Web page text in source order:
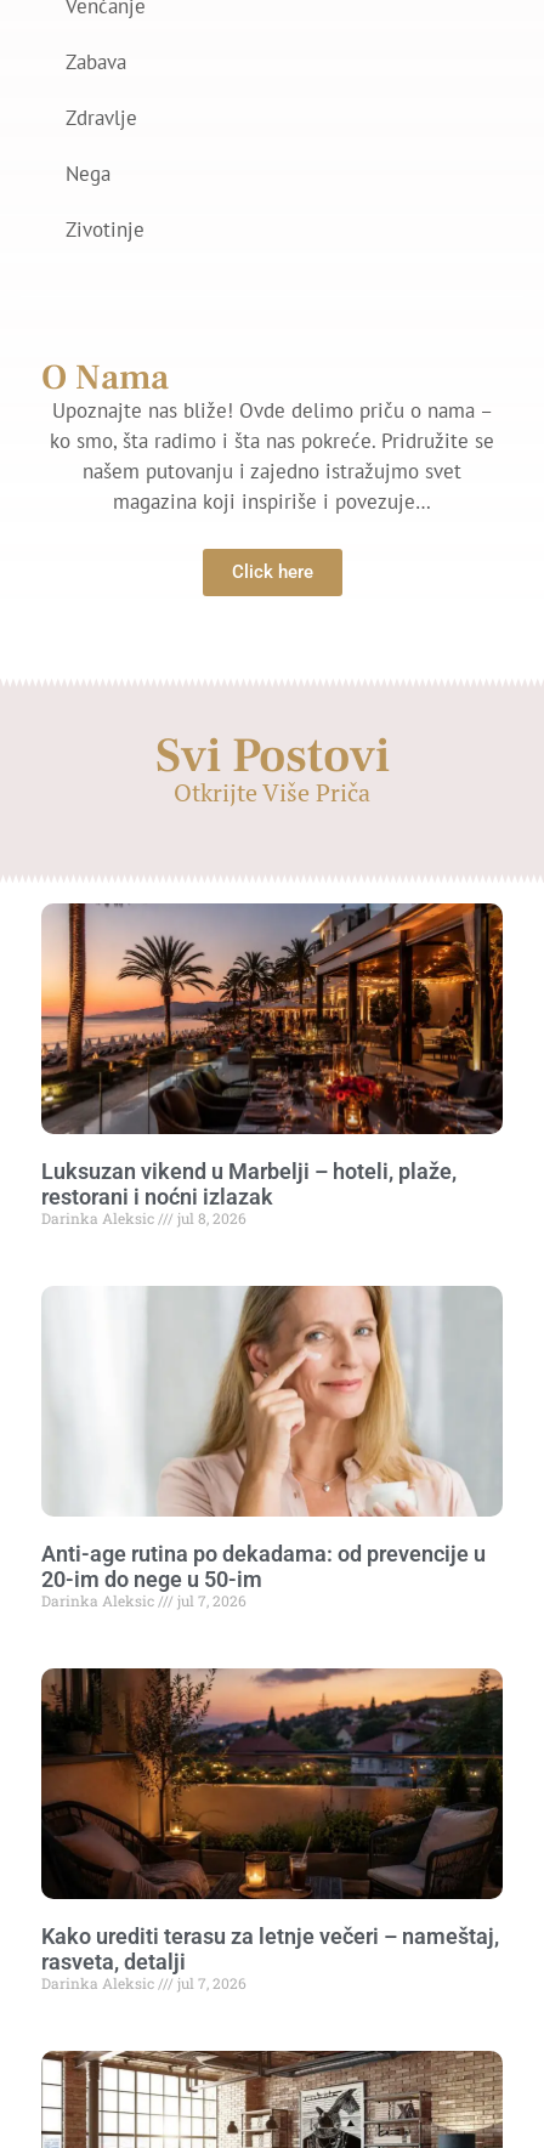
Venčanje
Zabava
Zdravlje
Nega
Zivotinje
O Nama
Upoznajte nas bliže! Ovde delimo priču o nama –
ko smo, šta radimo i šta nas pokreće. Pridružite se
našem putovanju i zajedno istražujmo svet
magazina koji inspiriše i povezuje…
Click here
Svi Postovi
Otkrijte Više Priča
Luksuzan vikend u Marbelji – hoteli, plaže,
restorani i noćni izlazak
Darinka Aleksic jul 8, 2026
Anti-age rutina po dekadama: od prevencije u
20-im do nege u 50-im
Darinka Aleksic jul 7, 2026
Kako urediti terasu za letnje večeri – nameštaj,
rasveta, detalji
Darinka Aleksic jul 7, 2026